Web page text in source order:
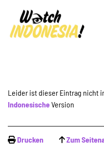
Leider ist dieser Eintrag nicht
IndonesischeVersion
Drucken Zum